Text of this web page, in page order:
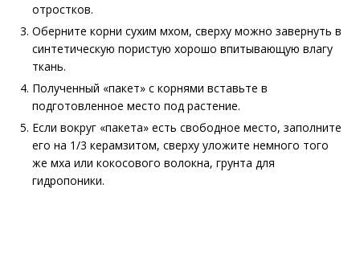
отростков.
Оберните корни сухим мхом, сверху можно завернуть в
синтетическую пористую хорошо впитывающую влагу
ткань.
Полученный «пакет» с корнями вставьте в
подготовленное место под растение.
Если вокруг «пакета» есть свободное место, заполните
его на 1/3 керамзитом, сверху уложите немного того
же мха или кокосового волокна, грунта для
гидропоники.